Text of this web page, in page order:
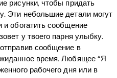
рисунки, чтобы придать
Эти небольшие детали могут
и обогатить сообщение
у твоего парня улыбку.
сообщение в
время. Любящее “Я
рабочего дня или в